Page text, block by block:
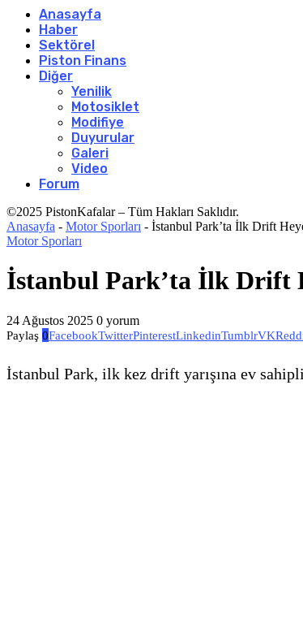
Anasayfa
Haber
Sektörel
Piston Finans
Diğer
Yenilik
Motosiklet
Modifiye
Duyurular
Galeri
Video
Forum
©2025 PistonKafalar – Tüm Hakları Saklıdır.
Anasayfa - Motor Sporları - İstanbul Park’ta İlk Drift
Motor Sporları
İstanbul Park’ta İlk Drift
24 Ağustos 2025 0 yorum
Paylaş 0FacebookTwitterPinterestLinkedinTumblrVK
İstanbul Park, ilk kez drift yarışına ev